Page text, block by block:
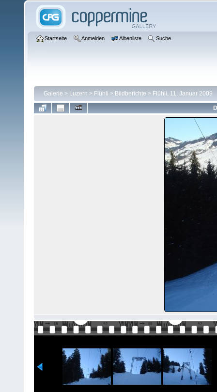
Startseite Anmelden Albenliste Suche
Galerie > Luzern > Flühli > Bildberichte > Flühli, 11. Januar 2009